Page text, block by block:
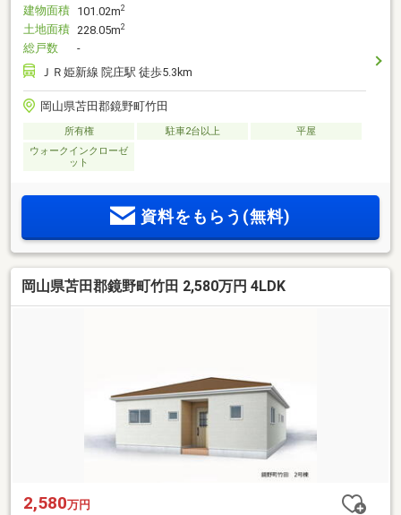
建物面積 101.02m2
土地面積 228.05m2
総戸数
-
ＪＲ姫新線 院庄駅 徒歩5.3km
岡山県苫田郡鏡野町竹田
所有権 駐車2台以上
平屋
ウォークインクローゼ
ット
資料をもらう(無料)
岡山県苫田郡鏡野町竹田 2,580万円 4LDK
2,580万円